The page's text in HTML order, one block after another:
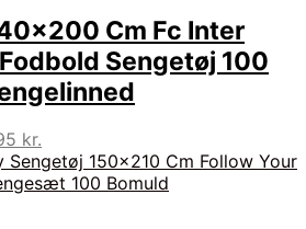
Cm Fc Inter
Sengetøj 100
kr.
aktuelle
pris